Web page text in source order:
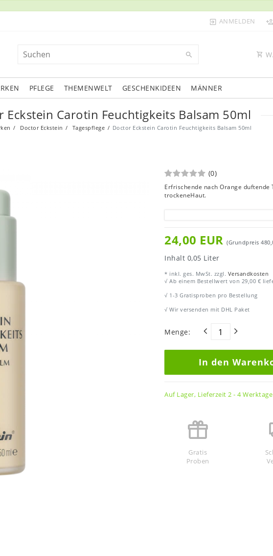
ANMELDEN
PFLEGE THEMENWELT GESCHENKIDEEN MÄNNER
Eckstein Carotin Feuchtigkeits Balsam 50ml
Doctor Eckstein Tagespflege Doctor Eckstein Carotin Feuchtigkeits Balsam 50ml
(0)
Erfrischende nach Orange
trockeneHaut.
24,00 EUR (Grundpreis
Inhalt 0,05 Liter
* inkl. ges. MwSt. zzgl. Versandkosten
√ Ab einem Bestellwert von 29,00 €
√ 1-3 Gratisproben pro Bestellung
√ Wir versenden mit DHL Paket
Menge:
In den
Auf Lager, Lieferzeit 2 - 4 Werktage
Gratis
Proben